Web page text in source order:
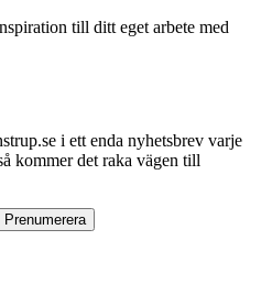
till ditt eget arbete med
i ett enda nyhetsbrev varje
kommer det raka vägen till